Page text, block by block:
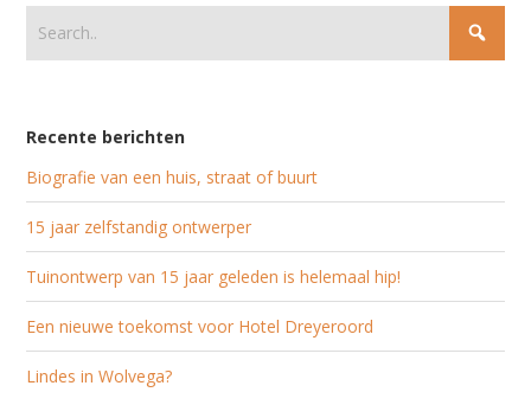
Recente berichten
Biografie van een huis, straat of buurt
15 jaar zelfstandig ontwerper
Tuinontwerp van 15 jaar geleden is helemaal hip!
Een nieuwe toekomst voor Hotel Dreyeroord
Lindes in Wolvega?